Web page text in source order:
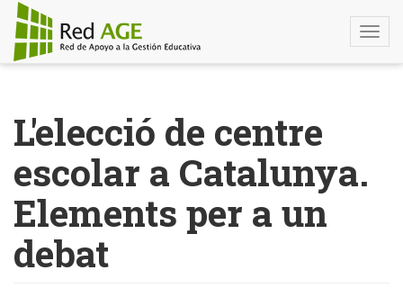
contenido
principal
L'elecció de centre
escolar a Catalunya.
Elements per a un
debat